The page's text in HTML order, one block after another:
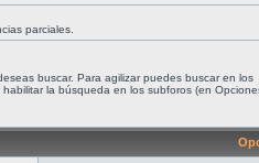
parciales.
buscar. Para agilizar puedes buscar en los
la búsqueda en los subforos (en